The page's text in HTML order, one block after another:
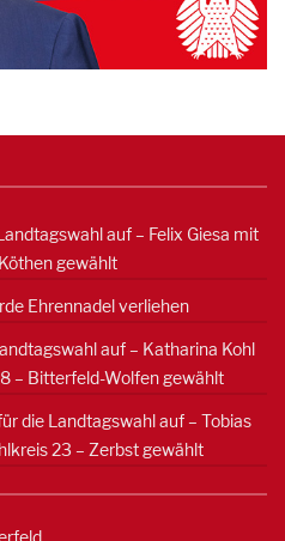
auf – Felix Giesa mit
gewählt
Ehrennadel verliehen
auf – Katharina Kohl
– Bitterfeld-Wolfen gewählt
die Landtagswahl auf – Tobias
23 – Zerbst gewählt